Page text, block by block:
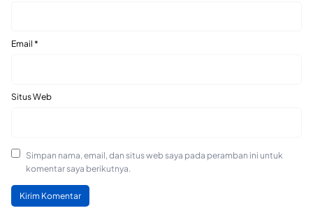
Email *
Situs Web
Simpan nama, email, dan situs web saya pada peramban ini untuk
komentar saya berikutnya.